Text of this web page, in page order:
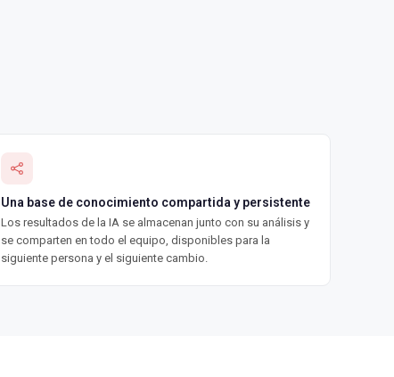
Una base de conocimiento compartida y persistente
Los resultados de la IA se almacenan junto con su análisis y
se comparten en todo el equipo, disponibles para la
siguiente persona y el siguiente cambio.